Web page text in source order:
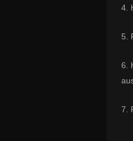
4.
5.
6.
7.